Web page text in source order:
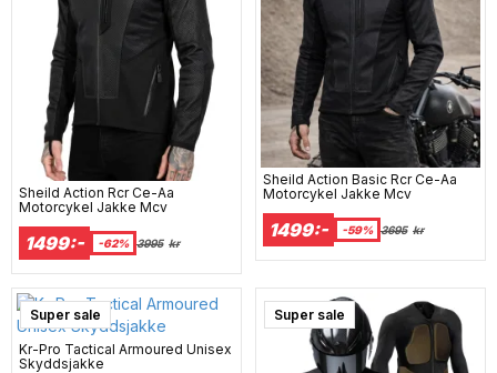
Sheild Action Rcr Ce-Aa
Motorcykel Jakke Mcv
1499:- -62% 3995 kr
Sheild Action Basic Rcr Ce-Aa
Motorcykel Jakke Mcv
1499:- -59% 3695 kr
Super sale
Kr-Pro Tactical Armoured Unisex
Skyddsjakke
Super sale